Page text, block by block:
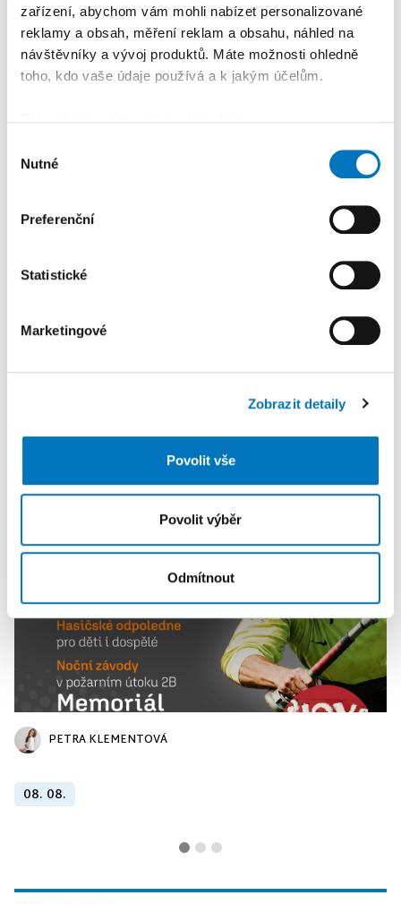
zařízení, abychom vám mohli nabízet personalizované
reklamy a obsah, měření reklam a obsahu, náhled na
návštěvníky a vývoj produktů. Máte možnosti ohledně
toho, kdo vaše údaje používá a k jakým účelům.
poloze, které mohou být přesné na několik metrů
skenování pro konkrétní charakteristiky (otisk prstu)
Zjistěte více o tom, jak zpracováváme vaše osobní
Svůj souhlas můžete kdykoliv změnit nebo odvolat v
K personalizaci obsahu a reklam, poskytování funkcí
sdílíme se svými partnery pro sociální média, inzerci a
získali v důsledku toho, že používáte jejich služby.
souhlasu
Nutné
Preferenční
Statistické
Marketingové
Zobrazit detaily
Povolit vše
Povolit výběr
Odmítnout
PETRA KLEMENTOVÁ
08. 08.
PETRA KLEMENTOVÁ
08. 08.